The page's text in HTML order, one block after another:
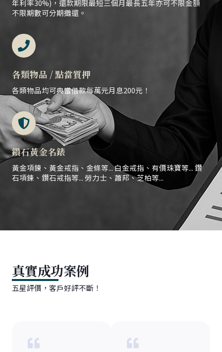
年利率30%)，還款期限最短三個月最長五年亦可不限金額
不限期數可分期攤還。
各類物品 / 點當質押
各類物品均可典當借款每萬元月息200元！
鑽石黃金名錶
黃金項鍊、黃金戒指、金條等... 白金戒指、有價珠寶等... 鑽
石項鍊、鑽石戒指等... 勞力士、蕭邦、芝柏等...
真實成功案例
五星評價，客戶好評不斷！